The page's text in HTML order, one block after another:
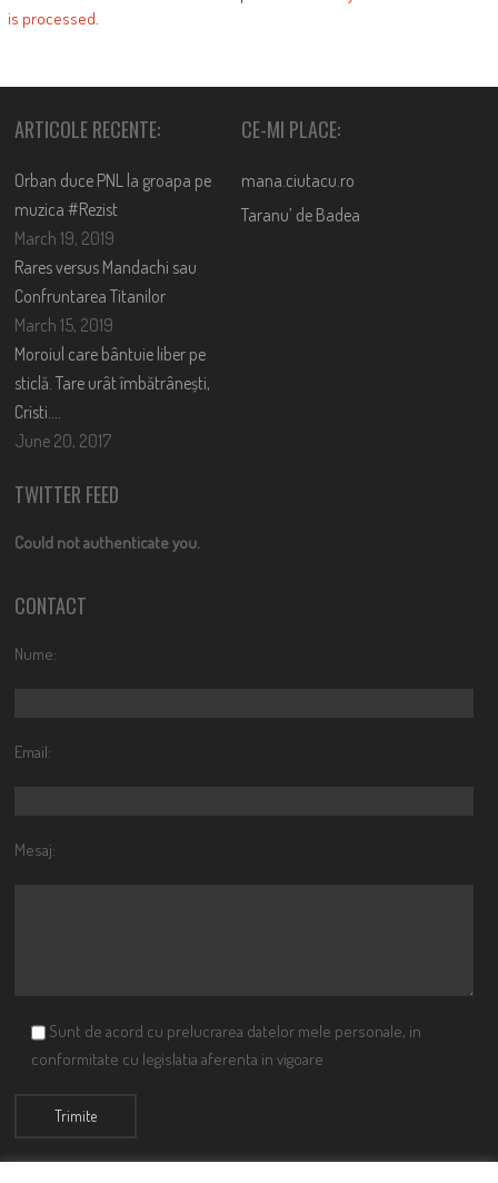
is processed.
ARTICOLE RECENTE:
Orban duce PNL la groapa pe
muzica #Rezist
March 19, 2019
Rares versus Mandachi sau
Confruntarea Titanilor
March 15, 2019
Moroiul care bântuie liber pe
sticlă. Tare urât îmbătrânești,
Cristi….
June 20, 2017
CE-MI PLACE:
mana.ciutacu.ro
Taranu’ de Badea
TWITTER FEED
Could not authenticate you.
CONTACT
Nume:
Email:
Mesaj:
Sunt de acord cu prelucrarea datelor mele personale, in
conformitate cu legislatia aferenta in vigoare